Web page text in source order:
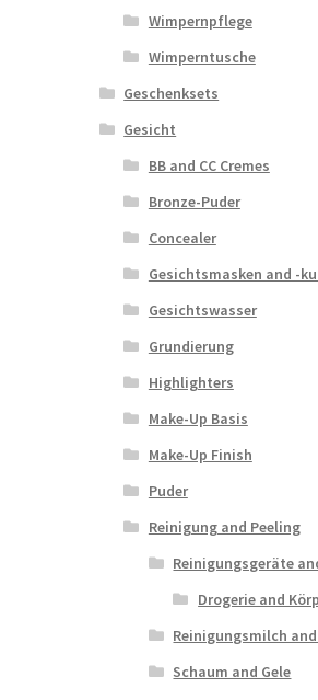
Wimpernpflege
Wimperntusche
Geschenksets
Gesicht
BB and CC Cremes
Bronze-Puder
Concealer
Gesichtsmasken and -
Gesichtswasser
Grundierung
Highlighters
Make-Up Basis
Make-Up Finish
Puder
Reinigung and Peeling
Reinigungsgeräte
Drogerie and
Reinigungsmilch and
Schaum and Gele